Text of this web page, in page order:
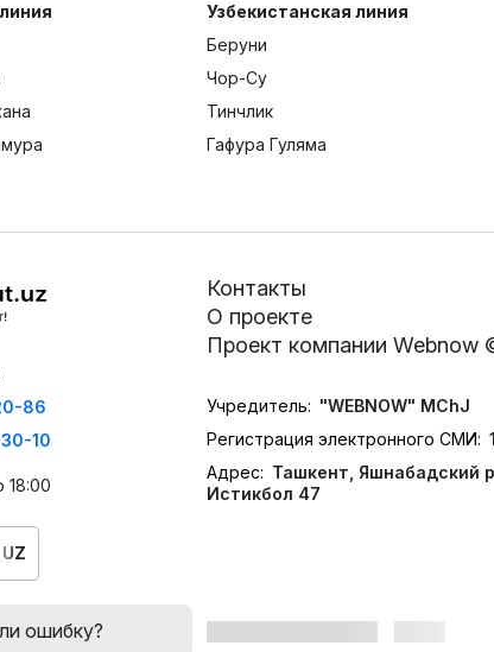
Узбекистанская линия
Беруни
Чор-Су
Тинчлик
Гафура Гуляма
86
10
18:00
UZ
Контакты
О проекте
Проект компании Webnow
Учредитель: "WEBNOW" MChJ
Регистрация электронного СМИ:
Адрес: Ташкент, Яшнабадский
Истикбол 47
ошибку?